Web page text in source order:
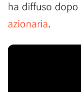
ha diffuso dopo
azionaria.